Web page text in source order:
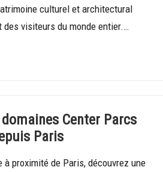
culturel et architectural
des visiteurs du monde entier.…
Center Parcs
Paris
à proximité de Paris, découvrez une